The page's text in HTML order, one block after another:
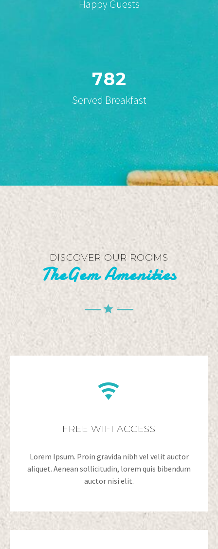
Happy Guests
782
Served Breakfast
DISCOVER OUR ROOMS
TheGem Amenities


FREE WIFI ACCESS
Lorem Ipsum. Proin gravida nibh vel velit auctor
aliquet. Aenean sollicitudin, lorem quis bibendum
auctor nisi elit.